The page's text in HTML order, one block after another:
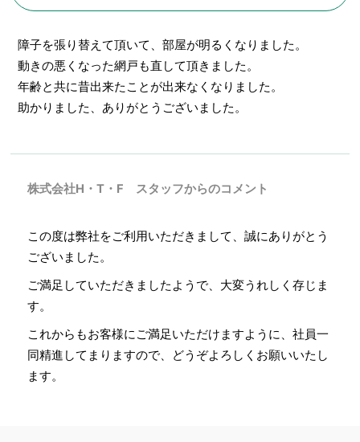
障子を張り替えて頂いて、部屋が明るくなりました。
動きの悪くなった網戸も直して頂きました。
年齢と共に昔出来たことが出来なくなりました。
助かりました、ありがとうございました。
株式会社H・T・F スタッフからのコメント
この度は弊社をご利用いただきまして、誠にありがとう
ございました。
ご満足していただきましたようで、大変うれしく存じま
す。
これからもお客様にご満足いただけますように、社員一
同精進してまりますので、どうぞよろしくお願いいたし
ます。